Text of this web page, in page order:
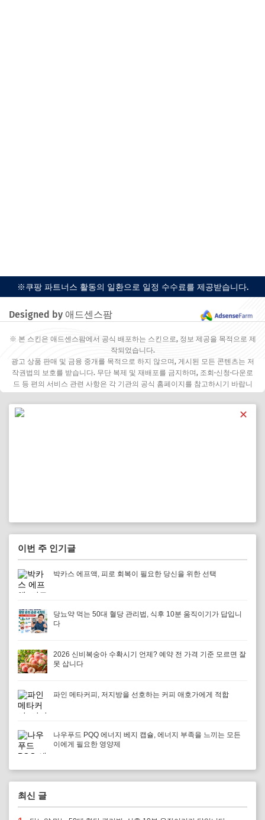
※쿠팡 파트너스 활동의 일환으로 일정 수수료를 제공받습니다.
Designed by 애드센스팜
※ 본 스킨은 애드센스팜에서 공식 배포하는 스킨으로, 정보 제공을 목적으로 제
작되었습니다.
광고 상품 판매 및 금융 중개를 목적으로 하지 않으며, 게시된 모든 콘텐츠는 저
작권법의 보호를 받습니다. 무단 복제 및 재배포를 금지하며, 조회·신청·다운로
드 등 편의 서비스 관련 사항은 각 기관의 공식 홈페이지를 참고하시기 바랍니
✕
이번 주 인기글
박카스 에프액, 피로 회복이 필요한 당신을 위한 선택
당뇨약 먹는 50대 혈당 관리법, 식후 10분 움직이기가 답입니
다
2026 신비복숭아 수확시기 언제? 예약 전 가격 기준 모르면 잘
못 삽니다
파인 메타커피, 저지방을 선호하는 커피 애호가에게 적합
나우푸드 PQQ 에너지 베지 캡슐, 에너지 부족을 느끼는 모든
이에게 필요한 영양제
최신 글